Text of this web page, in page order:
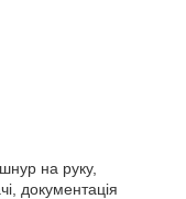
на руку,
документація